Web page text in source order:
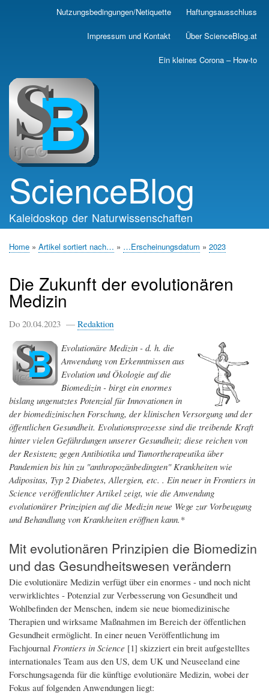
Skip
main
Nutzungsbedingungen/Netiquette Haftungsausschluss
Impressum und Kontakt Über ScienceBlog.at
Ein kleines Corona – How-to
ScienceBlog
Kaleidoskop der Naturwissenschaften
Home Artikel sortiert nach… …Erscheinungsdatum 2023
Die Zukunft der evolutionären
Medizin
Do 20.04.2023 — Redaktion
Evolutionäre Medizin - d. h. die
Anwendung von Erkenntnissen aus
Evolution und Ökologie auf die
Biomedizin - birgt ein enormes
bislang ungenutztes Potenzial für Innovationen in
der biomedizinischen Forschung, der klinischen Versorgung und der
öffentlichen Gesundheit. Evolutionsprozesse sind die treibende Kraft
hinter vielen Gefährdungen unserer Gesundheit; diese reichen von
der Resistenz gegen Antibiotika und Tumortherapeutika über
Pandemien bis hin zu "anthropozänbedingten" Krankheiten wie
Adipositas, Typ 2 Diabetes, Allergien, etc. . Ein neuer in Frontiers in
Science veröffentlichter Artikel zeigt, wie die Anwendung
evolutionärer Prinzipien auf die Medizin neue Wege zur Vorbeugung
und Behandlung von Krankheiten eröffnen kann.*
Mit evolutionären Prinzipien die Biomedizin
und das Gesundheitswesen verändern
Die evolutionäre Medizin verfügt über ein enormes - und noch nicht
verwirklichtes - Potenzial zur Verbesserung von Gesundheit und
Wohlbefinden der Menschen, indem sie neue biomedizinische
Therapien und wirksame Maßnahmen im Bereich der öffentlichen
Gesundheit ermöglicht. In einer neuen Veröffentlichung im
Fachjournal Frontiers in Science [1] skizziert ein breit aufgestelltes
internationales Team aus den US, dem UK und Neuseeland eine
Forschungsagenda für die künftige evolutionäre Medizin, wobei der
Fokus auf folgenden Anwendungen liegt: